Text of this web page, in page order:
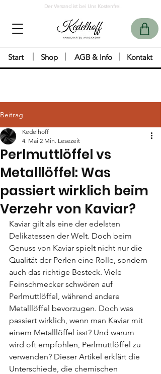
Shop AGB & Info Kontakt
Start
Der Versand ist bei Uns Kostenfrei.
Beitrag
Perlmuttlöffel vs
Metalllöffel: Was
passiert wirklich beim
Verzehr von Kaviar?
Kedelhoff
4. Mai 2 Min. Lesezeit
Kaviar gilt als eine der edelsten
Delikatessen der Welt. Doch beim
Genuss von Kaviar spielt nicht nur die
Qualität der Perlen eine Rolle, sondern
auch das richtige Besteck. Viele
Feinschmecker schwören auf
Perlmuttlöffel, während andere
Metalllöffel bevorzugen. Doch was
passiert wirklich, wenn man Kaviar mit
einem Metalllöffel isst? Und warum
wird oft empfohlen, Perlmuttlöffel zu
verwenden? Dieser Artikel erklärt die
Unterschiede, die chemischen